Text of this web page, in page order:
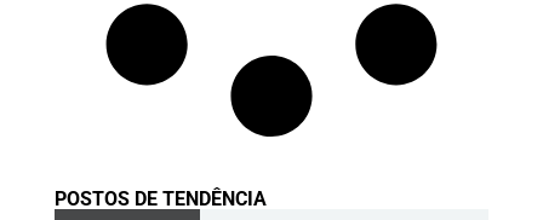
POSTOS DE TENDÊNCIA